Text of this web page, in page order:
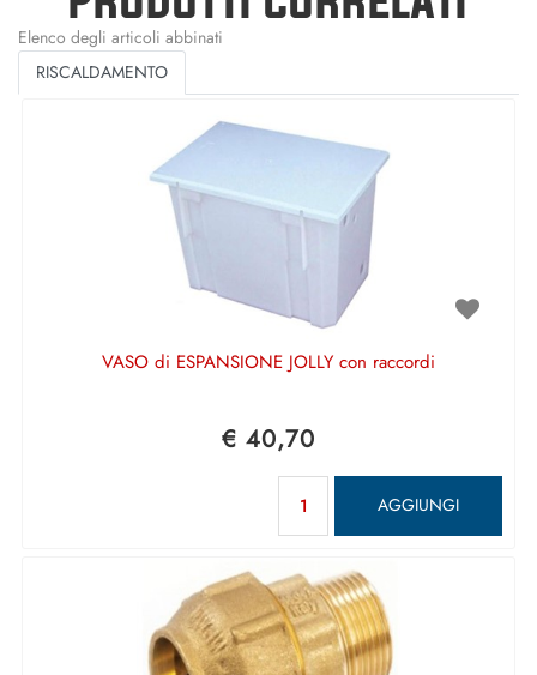
Elenco degli articoli abbinati
RISCALDAMENTO
VASO di ESPANSIONE JOLLY con raccordi
€ 40,70
AGGIUNGI